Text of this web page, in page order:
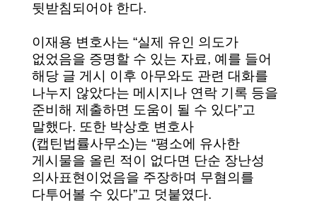
뒷받침되어야 한다.
이재용 변호사는 “실제 유인 의도가
없었음을 증명할 수 있는 자료, 예를 들어
해당 글 게시 이후 아무와도 관련 대화를
나누지 않았다는 메시지나 연락 기록 등을
준비해 제출하면 도움이 될 수 있다”고
말했다. 또한 박상호 변호사
(캡틴법률사무소)는 “평소에 유사한
게시물을 올린 적이 없다면 단순 장난성
의사표현이었음을 주장하며 무혐의를
다투어볼 수 있다”고 덧붙였다.